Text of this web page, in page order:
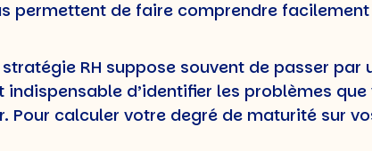
permettent de faire comprendre
RH suppose souvent de passer par
d’identifier les problèmes
Pour calculer votre degré de maturité sur